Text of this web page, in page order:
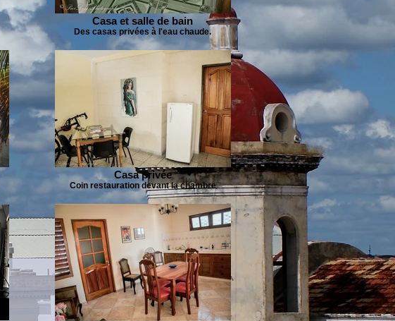
Casa et salle de bain
Des casas privées à l'eau chaude.
Casa privée
Coin restauration devant la chambre